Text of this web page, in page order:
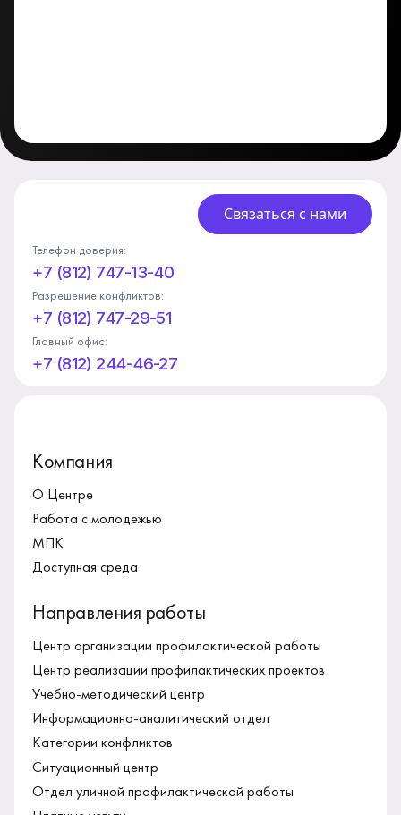
Связаться с нами
Телефон доверия:
+7 (812) 747-13-40
Разрешение конфликтов:
+7 (812) 747-29-51
Главный офис:
+7 (812) 244-46-27
Компания
О Центре
Работа с молодежью
МПК
Доступная среда
Направления работы
Центр организации профилактической работы
Центр реализации профилактических проектов
Учебно-методический центр
Информационно-аналитический отдел
Категории конфликтов
Ситуационный центр
Отдел уличной профилактической работы